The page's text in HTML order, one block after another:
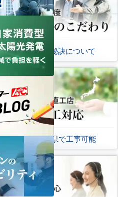
選ばれる秘訣について
4
47都道府県で工事可能
POINT
6